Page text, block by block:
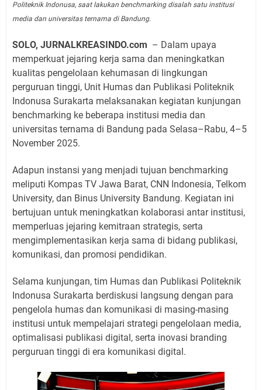
Politeknik Indonusa, saat lakukan benchmarking disalah satu institusi
media dan universitas ternama di Bandung.
SOLO, JURNALKREASINDO.com – Dalam upaya
memperkuat jejaring kerja sama dan meningkatkan
kualitas pengelolaan kehumasan di lingkungan
perguruan tinggi, Unit Humas dan Publikasi Politeknik
Indonusa Surakarta melaksanakan kegiatan kunjungan
benchmarking ke beberapa institusi media dan
universitas ternama di Bandung pada Selasa–Rabu, 4–5
November 2025.
Adapun instansi yang menjadi tujuan benchmarking
meliputi Kompas TV Jawa Barat, CNN Indonesia, Telkom
University, dan Binus University Bandung. Kegiatan ini
bertujuan untuk meningkatkan kolaborasi antar institusi,
memperluas jejaring kemitraan strategis, serta
mengimplementasikan kerja sama di bidang publikasi,
komunikasi, dan promosi pendidikan.
Selama kunjungan, tim Humas dan Publikasi Politeknik
Indonusa Surakarta berdiskusi langsung dengan para
pengelola humas dan komunikasi di masing-masing
institusi untuk mempelajari strategi pengelolaan media,
optimalisasi publikasi digital, serta inovasi branding
perguruan tinggi di era komunikasi digital.